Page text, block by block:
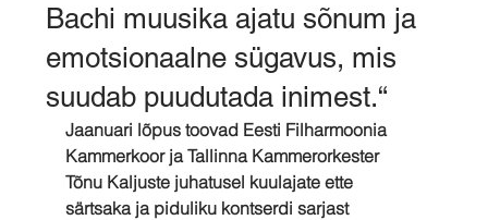
Bachi muusika ajatu sõnum ja
emotsionaalne sügavus, mis
suudab puudutada inimest.“
Jaanuari lõpus toovad Eesti Filharmoonia
Kammerkoor ja Tallinna Kammerorkester
Tõnu Kaljuste juhatusel kuulajate ette
särtsaka ja piduliku kontserdi sarjast